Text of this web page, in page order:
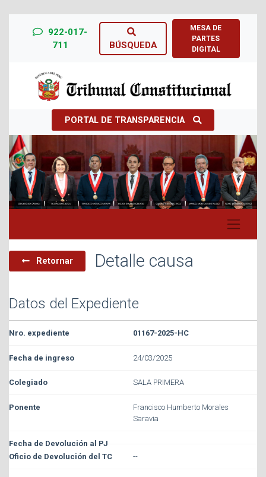
922-017-
711
BÚSQUEDA
MESA DE
PARTES
DIGITAL
PORTAL DE TRANSPARENCIA
Previous Next
Retornar Detalle causa
Datos del Expediente
01167-2025-HC
24/03/2025
SALA PRIMERA
Francisco Humberto Morales
Saravia
--